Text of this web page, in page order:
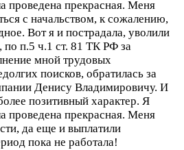
проведена прекрасная. Меня
с начальством, к сожалению,
Вот я и пострадала, уволили
по п.5 ч.1 ст. 81 ТК РФ за
мной трудовых
поисков, обратилась за
Денису Владимировичу. И
позитивный характер. Я
проведена прекрасная. Меня
да еще и выплатили
пока не работала!